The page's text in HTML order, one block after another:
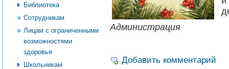
Библиотека
Сотрудникам
Лицам с ограниченными
возможностями
здоровья
Школьникам
Администрация
Добавить комментарий